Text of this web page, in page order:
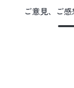
ご意見、ご